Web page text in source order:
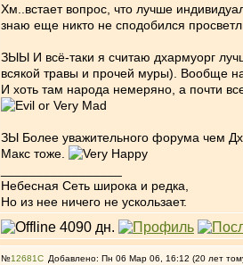
Хм..встает вопрос, что лучше
знаю еще никто не сподобился
ЗЫЫ И всё-таки я считаю дхармуорг
всякой травы и прочей муры). Вообще
И хоть там народа немеряно, а почти
ЗЫ Более уважительного форума чем
Макс тоже.
Небесная Сеть широка и редка,
Но из нее ничего не ускользает.
№12681 Добавлено: Пн 06 Мар 06, 16:12 (20 лет